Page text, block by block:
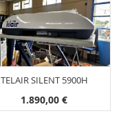
TELAIR SILENT 5900H
1.890,00 €